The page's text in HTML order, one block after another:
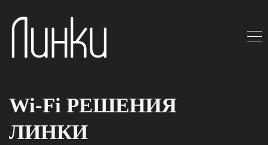
Wi-Fi РЕШЕНИЯ
ЛИНКИ